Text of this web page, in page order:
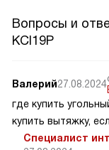
Вопросы и
KCI19P
Валерий27.08.2024
где купить
купить вытяжку,
Специалист